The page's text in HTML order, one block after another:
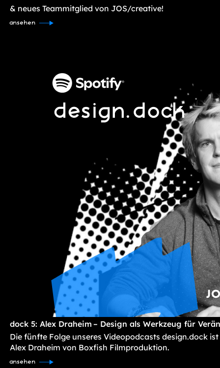
& neues Teammitglied von JOS/creative!
ansehen
dock 5: Alex Draheim – Design als Werkzeug für
Die fünfte Folge unseres Videopodcasts design.dock
Alex Draheim von Boxfish Filmproduktion.
ansehen